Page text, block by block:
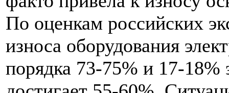
По оценкам российских
износа оборудования
порядка 73-75% и 17-18%